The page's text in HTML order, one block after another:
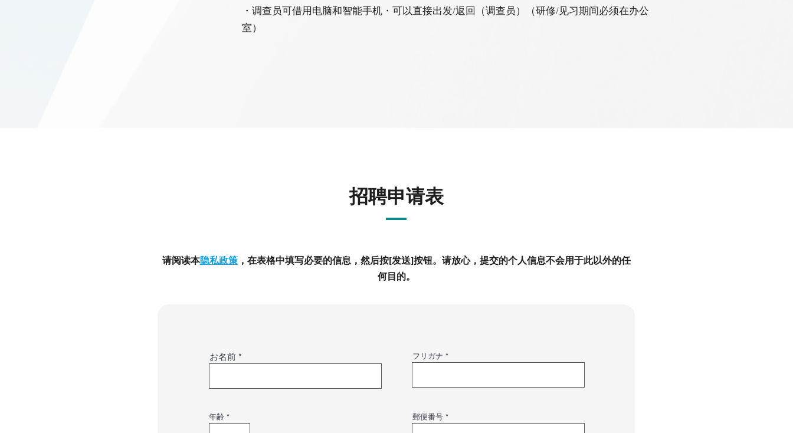
・调查员可借用电脑和智能手机・可以直接出发/返回（调查员）（研修/见习期间必须在办公
室）
招聘申请表
请阅读本隐私政策，在表格中填写必要的信息，然后按[发送]按钮。请放心，提交的个人信息不会用于此以外的任
何目的。
お名前
年齢
フリガナ
郵便番号